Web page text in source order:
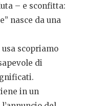
– e sconfitta:
nasce da una
scopriamo
di
in un